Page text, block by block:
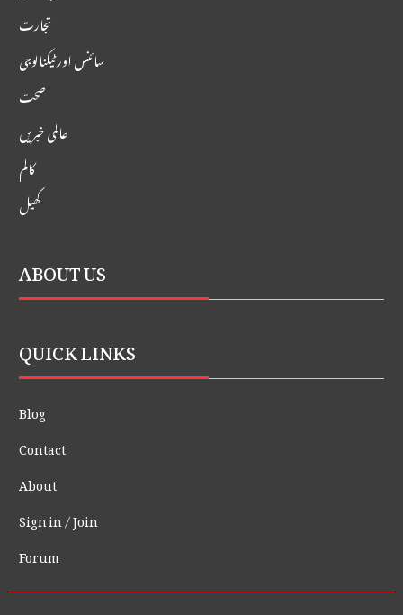
تجارت
سائنس اور ٹیکنالوجی
صحت
عالمی خبریں
کالم
کھیل
ABOUT US
QUICK LINKS
Blog
Contact
About
Sign in / Join
Forum